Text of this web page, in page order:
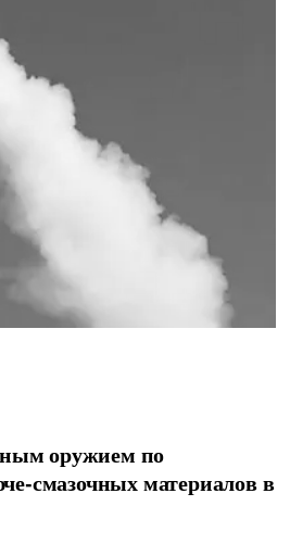
оружием по
смазочных материалов в